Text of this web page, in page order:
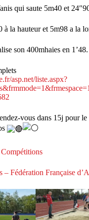
qui saute 5m40 et
à la hauteur et 5m98 a la
son 400mhaies en 1’48.
asp.net/liste.aspx?
vous dans 15j pour le
Compétitions
– Fédération Française